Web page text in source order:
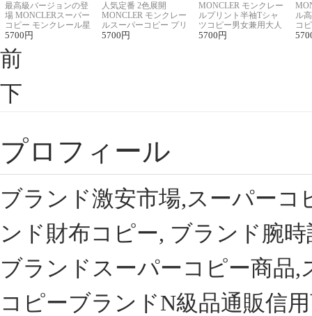
最高級バージョンの登
場 MONCLERスーパー
コピー モンクレール星
座半袖Tシャツ
5700 円
人気定番 2色展開
MONCLER モンクレー
ルスーパーコピー プリ
ント半袖Tシャツ
5700 円
MONCLER モンクレー
ルプリント半袖Tシャ
ツコピー男女兼用大人
可愛い春夏コーデ
5700 円
ル
コ
ィ
前
下
プロフィール
ブランド激安市場,スーパー
ンド財布コピー, ブランド腕
ブランドスーパーコピー商品
コピーブランドN級品通販信